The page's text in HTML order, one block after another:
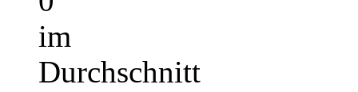
im
Durchschnitt